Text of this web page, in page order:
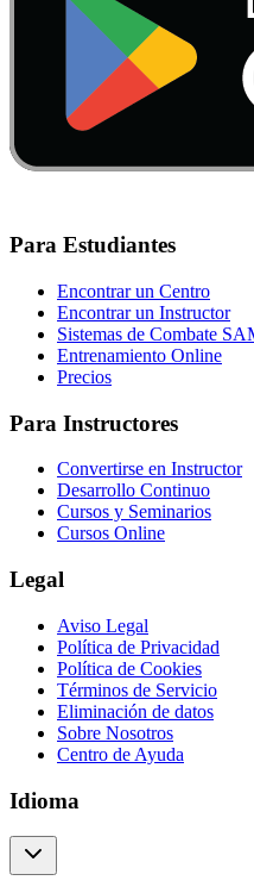
Para Estudiantes
Encontrar un Centro
Encontrar un Instructor
Sistemas de Combate
Entrenamiento Online
Precios
Para Instructores
Convertirse en Instructor
Desarrollo Continuo
Cursos y Seminarios
Cursos Online
Legal
Aviso Legal
Política de Privacidad
Política de Cookies
Términos de Servicio
Eliminación de datos
Sobre Nosotros
Centro de Ayuda
Idioma